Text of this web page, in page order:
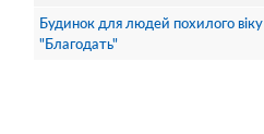
Будинок для людей похилого віку
"Благодать"